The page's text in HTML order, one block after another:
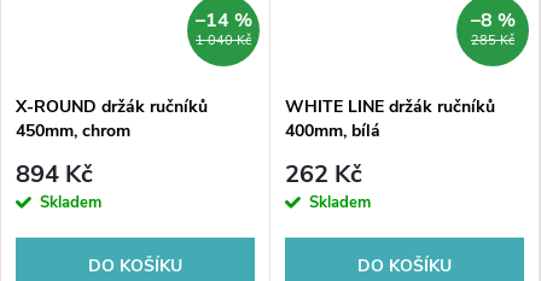
1 040 Kč
–14 %
X-ROUND držák ručníků
450mm, chrom
894 Kč
Skladem
DO KOŠÍKU
285 Kč
–8 %
WHITE LINE držák ručníků
400mm, bílá
262 Kč
Skladem
DO KOŠÍKU